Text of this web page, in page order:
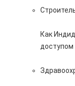
Как
доступом